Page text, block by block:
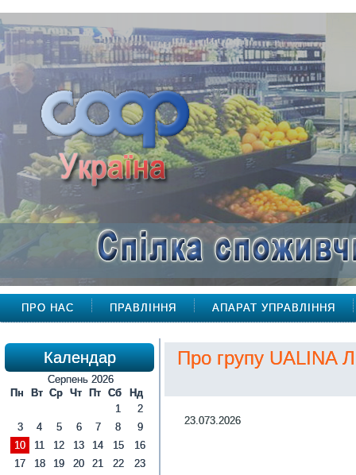
ПРО НАС ПРАВЛІННЯ АПАРАТ УПРАВЛІННЯ
Календар
Серпень 2026
Пн
Вт Ср Чт Пт Сб Нд
1
2
3
4 5 6 7 8
9
10
11 12 13 14 15
16
17
18 19 20 21 22
23
Про групу UALINA
23.073.2026